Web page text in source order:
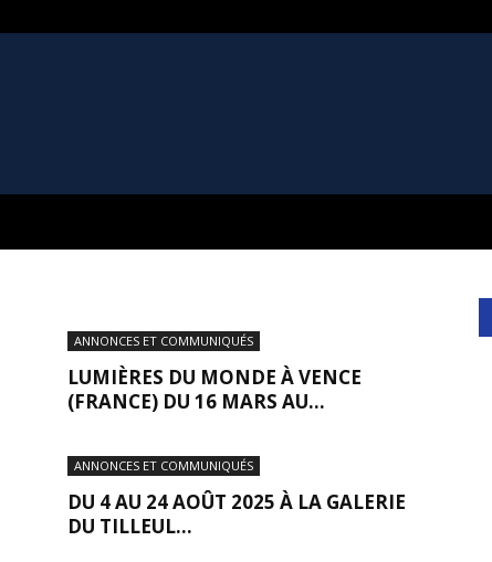
ANNONCES ET COMMUNIQUÉS
LUMIÈRES DU MONDE À VENCE
(FRANCE) DU 16 MARS AU...
ANNONCES ET COMMUNIQUÉS
DU 4 AU 24 AOÛT 2025 À LA GALERIE
DU TILLEUL...